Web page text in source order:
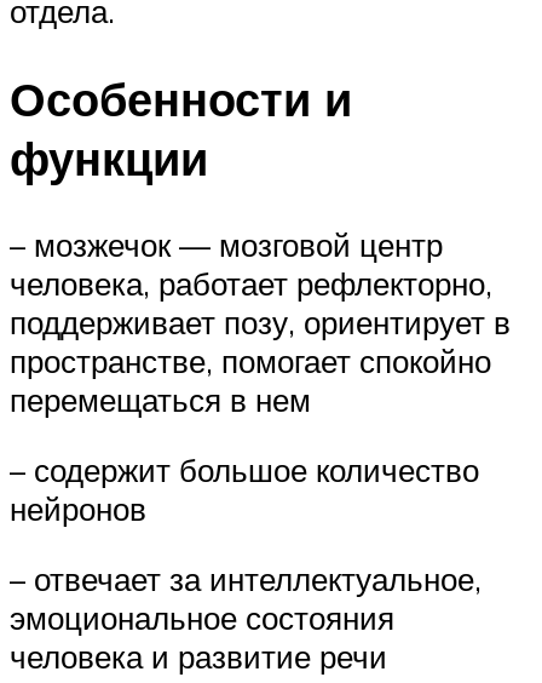
отдела.
Особенности и
функции
– мозжечок — мозговой центр
человека, работает рефлекторно,
поддерживает позу, ориентирует в
пространстве, помогает спокойно
перемещаться в нем
– содержит большое количество
нейронов
– отвечает за интеллектуальное,
эмоциональное состояния
человека и развитие речи